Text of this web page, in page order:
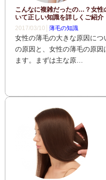
こんなに複雑だったの…？女性
いて正しい知識を詳しくご紹介
2017/03/10│ 薄毛の知識
女性の薄毛の大きな原因につ
の原因と、女性の薄毛の原因
ます。まずは主な原…